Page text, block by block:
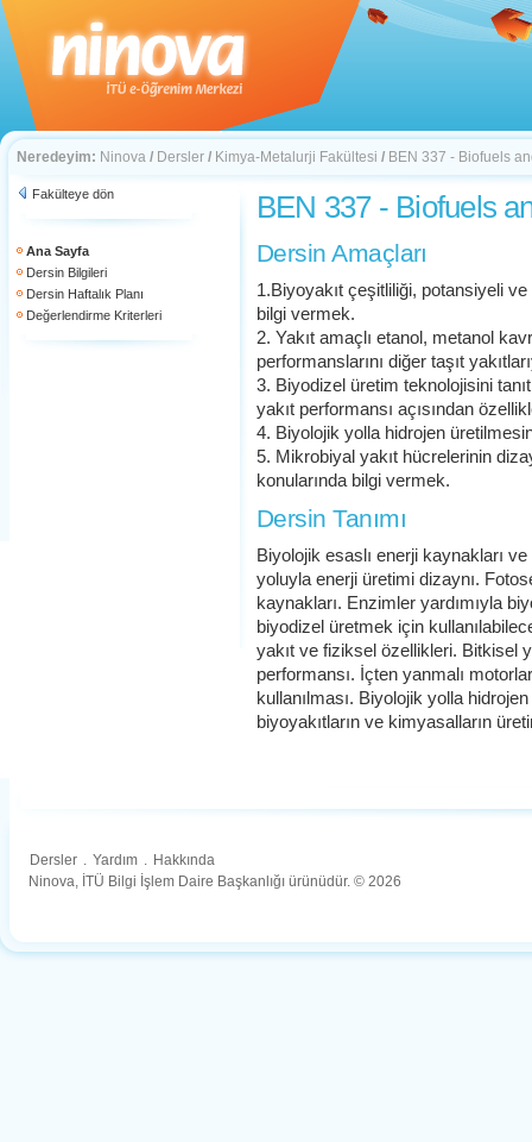
Neredeyim: Ninova / Dersler / Kimya-Metalurji Fakültesi / BEN 337 - Biofuels
Fakülteye dön
Ana Sayfa
Dersin Bilgileri
Dersin Haftalık Planı
Değerlendirme Kriterleri
BEN 337 - Biofuels
Dersin Amaçları
1.Biyoyakıt çeşitliliği, potansiyeli
bilgi vermek.
2. Yakıt amaçlı etanol, metanol
performanslarını diğer taşıt
3. Biyodizel üretim teknolojisini
yakıt performansı açısından
4. Biyolojik yolla hidrojen
5. Mikrobiyal yakıt hücrelerinin
konularında bilgi vermek.
Dersin Tanımı
Biyolojik esaslı enerji kaynakları
yoluyla enerji üretimi dizaynı.
kaynakları. Enzimler yardımıyla
biyodizel üretmek için
yakıt ve fiziksel özellikleri. Bitkisel
performansı. İçten yanmalı
kullanılması. Biyolojik yolla
biyoyakıtların ve kimyasalların
Dersler . Yardım . Hakkında
Ninova, İTÜ Bilgi İşlem Daire Başkanlığı ürünüdür. © 2026